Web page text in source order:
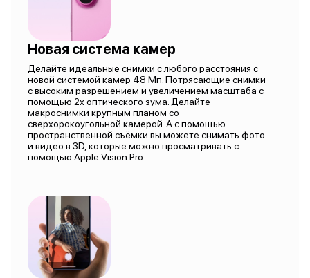
Новая система камер
Делайте идеальные снимки с любого расстояния с
новой системой камер 48 Мп. Потрясающие снимки
с высоким разрешением и увеличением масштаба с
помощью 2х оптического зума. Делайте
макроснимки крупным планом со
сверхорокоугольной камерой. А с помощью
пространственной съёмки вы можете снимать фото
и видео в 3D, которые можно просматривать с
помощью Apple Vision Pro